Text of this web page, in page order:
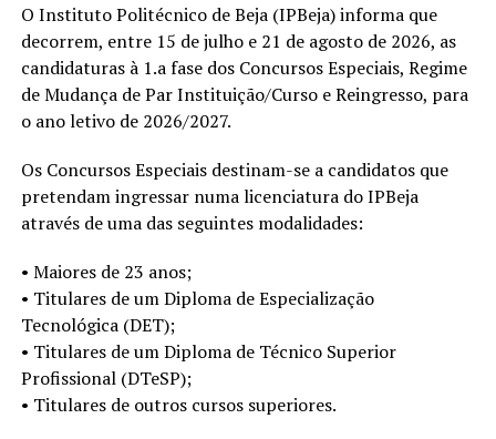
O Instituto Politécnico de Beja (IPBeja) informa que
decorrem, entre 15 de julho e 21 de agosto de 2026, as
candidaturas à 1.a fase dos Concursos Especiais, Regime
de Mudança de Par Instituição/Curso e Reingresso, para
o ano letivo de 2026/2027.
Os Concursos Especiais destinam-se a candidatos que
pretendam ingressar numa licenciatura do IPBeja
através de uma das seguintes modalidades:
• Maiores de 23 anos;
• Titulares de um Diploma de Especialização
Tecnológica (DET);
• Titulares de um Diploma de Técnico Superior
Profissional (DTeSP);
• Titulares de outros cursos superiores.